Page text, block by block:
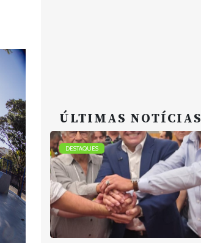
ÚLTIMAS NOTÍCIAS
DESTAQUES